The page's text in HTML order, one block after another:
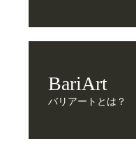
BariArt
バリアートとは？